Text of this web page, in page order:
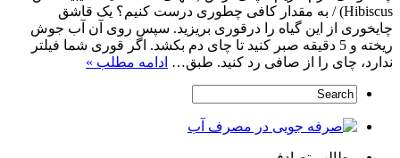
Hibiscus) / به مقدار کافی چطوری درست کنیم؟ یک قاشق
چایخوری از این گیاه را درقوری بریزید. سپس روی آن آب جوش
ریخته و 5 دقیقه صبر کنید تا چای دم بکشد. اگر قوری شما فیلتر
ندارد، چای را از صافی رد کنید. طبق… ادامه مطلب »